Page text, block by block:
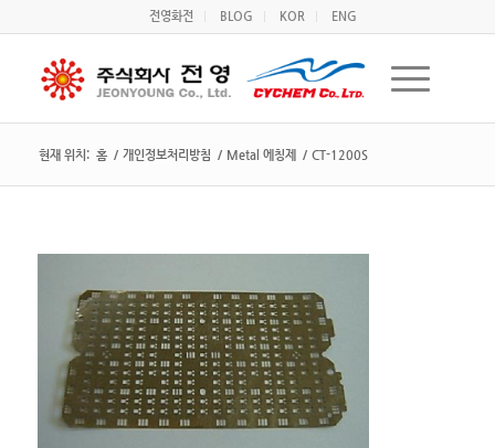
전영화전 BLOG KOR ENG
현재 위치: 홈 / 개인정보처리방침 / Metal 에칭제 / CT-1200S